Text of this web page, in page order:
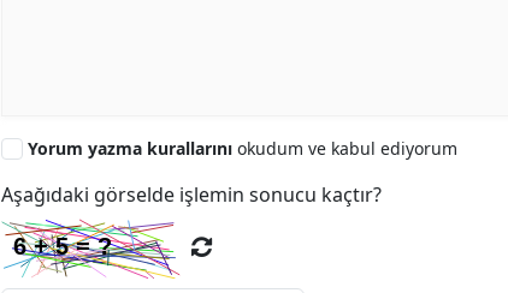
Yorum yazma kurallarını okudum ve kabul ediyorum
Aşağıdaki görselde işlemin sonucu kaçtır?